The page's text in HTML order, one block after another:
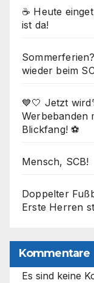
☕ Heute
ist da!
wieder beim
💙🤍 Jetzt
Werbebanden
Blickfang! ⚽
Mensch, SCB!
Doppelter
Erste Herren
Kommentare
Es sind keine